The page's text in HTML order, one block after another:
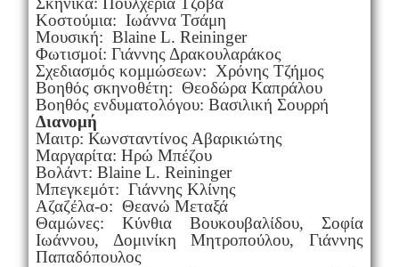
Κοστούμια: Ιωάννα Τσάμη
Μουσική: Blaine L. Reininger
Φωτισμοί: Γιάννης Δρακουλαράκος
Σχεδιασμός κομμώσεων: Χρόνης Τζήμος
Βοηθός σκηνοθέτη: Θεοδώρα Καπράλου
Βοηθός ενδυματολόγου: Βασιλική Σουρρή
Διανομή
Μαιτρ: Κωνσταντίνος Αβαρικιώτης
Μαργαρίτα: Ηρώ Μπέζου
Βολάντ: Blaine L. Reininger
Μπεγκεμότ: Γιάννης Κλίνης
Αζαζέλα-ο: Θεανώ Μεταξά
Θαμώνες: Κύνθια Βουκουβαλίδου, Σοφία
Ιωάννου, Δομινίκη Μητροπούλου, Γιάννης
Παπαδόπουλος